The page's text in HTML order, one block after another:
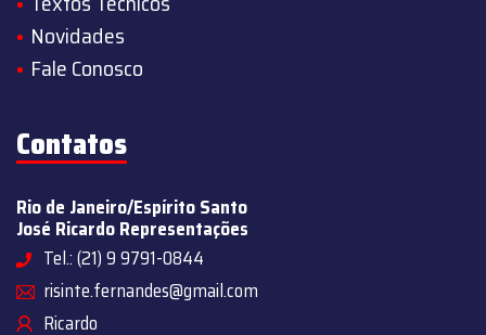
Novidades
Fale Conosco
Contatos
Rio de Janeiro/Espírito Santo
José Ricardo Representações
Tel.: (21) 9 9791-0844
risinte.fernandes@gmail.com
Ricardo